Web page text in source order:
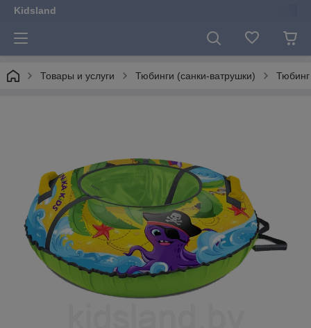
Kidsland
Товары и услуги Тюбинги (санки-ватрушки)